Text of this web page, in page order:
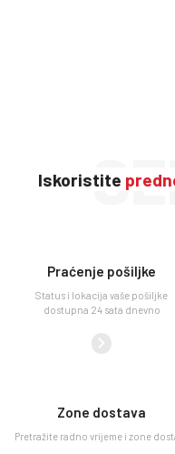
Iskoristite
Praćenje pošiljke
Status i lokacija vaše pošiljke
dostupna 24 sata dnevno
Zone dostava
Pretražite radno vrijeme i zone